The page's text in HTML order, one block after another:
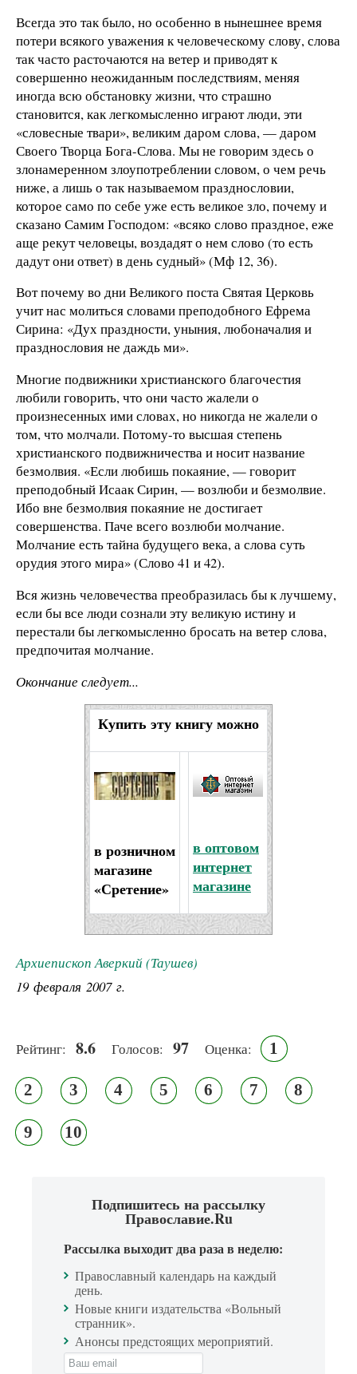
Всегда это так было, но особенно в нынешнее время
потери всякого уважения к человеческому слову, слова
так часто расточаются на ветер и приводят к
совершенно неожиданным последствиям, меняя
иногда всю обстановку жизни, что страшно
становится, как легкомысленно играют люди, эти
«словесные твари», великим даром слова, — даром
Своего Творца Бога-Слова. Мы не говорим здесь о
злонамеренном злоупотреблении словом, о чем речь
ниже, а лишь о так называемом празднословии,
которое само по себе уже есть великое зло, почему и
сказано Самим Господом: «всяко слово праздное, еже
аще рекут человецы, воздадят о нем слово (то есть
дадут они ответ) в день судный» (Мф 12, 36).
Вот почему во дни Великого поста Святая Церковь
учит нас молиться словами преподобного Ефрема
Сирина: «Дух праздности, уныния, любоначалия и
празднословия не даждь ми».
Многие подвижники христианского благочестия
любили говорить, что они часто жалели о
произнесенных ими словах, но никогда не жалели о
том, что молчали. Потому-то высшая степень
христианского подвижничества и носит название
безмолвия. «Если любишь покаяние, — говорит
преподобный Исаак Сирин, — возлюби и безмолвие.
Ибо вне безмолвия покаяние не достигает
совершенства. Паче всего возлюби молчание.
Молчание есть тайна будущего века, а слова суть
орудия этого мира» (Слово 41 и 42).
Вся жизнь человечества преобразилась бы к лучшему,
если бы все люди сознали эту великую истину и
перестали бы легкомысленно бросать на ветер слова,
предпочитая молчание.
Окончание следует...
Купить эту книгу можно
в розничном
магазине
«Сретение»
в оптовом
интернет
магазине
Архиепископ Аверкий (Таушев)
19 февраля 2007 г.
Рейтинг: 8.6 Голосов: 97 Оценка: 1
2 3 4 5 6 7 8
9 10
Подпишитесь на рассылку
Православие.Ru
Рассылка выходит два раза в неделю:
Православный календарь на каждый
день.
Новые книги издательства «Вольный
странник».
Анонсы предстоящих мероприятий.